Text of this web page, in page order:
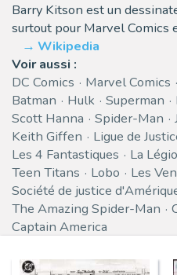
Barry Kitson est un
surtout pour Marvel Comics
Wikipedia
Voir aussi :
DC Comics
Marvel Comics
Batman
Hulk Superman
Scott Hanna
Spider-Man
Keith Giffen
Ligue de
Les 4 Fantastiques
La
Teen Titans
Lobo
Les
Société de justice
The Amazing Spider-Man
Captain America